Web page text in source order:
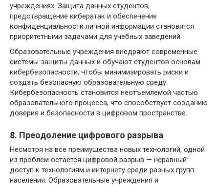
учреждениях. Защита данных студентов,
предотвращение кибератак и обеспечение
конфиденциальности личной информации становятся
приоритетными задачами для учебных заведений.
Образовательные учреждения внедряют современные
системы защиты данных и обучают студентов основам
кибербезопасности, чтобы минимизировать риски и
создать безопасную образовательную среду.
Кибербезопасность становится неотъемлемой частью
образовательного процесса, что способствует созданию
доверия и безопасности в цифровом пространстве.
8. Преодоление цифрового разрыва
Несмотря на все преимущества новых технологий, одной
из проблем остается цифровой разрыв — неравный
доступ к технологиям и интернету среди разных групп
населения. Образовательные учреждения и